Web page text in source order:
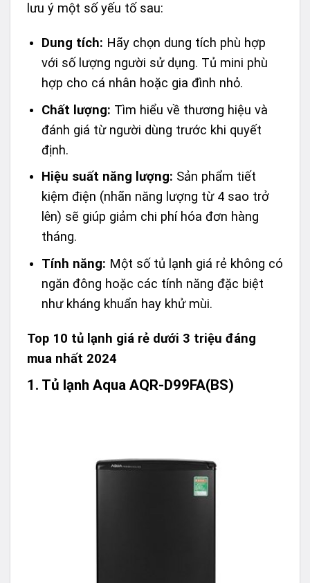
lưu ý một số yếu tố sau:
Dung tích: Hãy chọn dung tích phù hợp
với số lượng người sử dụng. Tủ mini phù
hợp cho cá nhân hoặc gia đình nhỏ.
Chất lượng: Tìm hiểu về thương hiệu và
đánh giá từ người dùng trước khi quyết
định.
Hiệu suất năng lượng: Sản phẩm tiết
kiệm điện (nhãn năng lượng từ 4 sao trở
lên) sẽ giúp giảm chi phí hóa đơn hàng
tháng.
Tính năng: Một số tủ lạnh giá rẻ không có
ngăn đông hoặc các tính năng đặc biệt
như kháng khuẩn hay khử mùi.
Top 10 tủ lạnh giá rẻ dưới 3 triệu đáng
mua nhất 2024
1. Tủ lạnh Aqua AQR-D99FA(BS)